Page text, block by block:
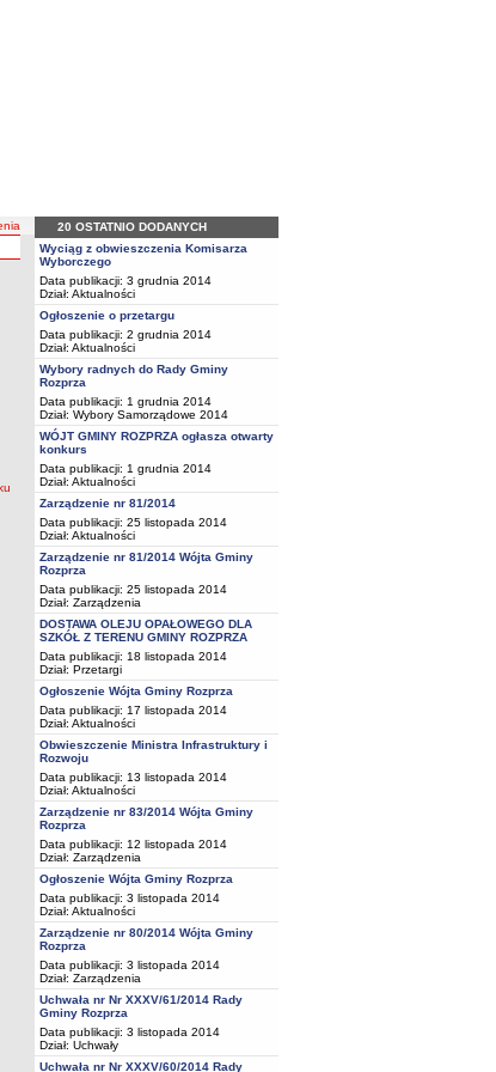
20 OSTATNIO DODANYCH
Wyciąg z obwieszczenia Komisarza
Wyborczego
Data publikacji: 3 grudnia 2014
Dział: Aktualności
Ogłoszenie o przetargu
Data publikacji: 2 grudnia 2014
Dział: Aktualności
Wybory radnych do Rady Gminy
Rozprza
Data publikacji: 1 grudnia 2014
Dział: Wybory Samorządowe 2014
WÓJT GMINY ROZPRZA ogłasza otwarty
konkurs
Data publikacji: 1 grudnia 2014
Dział: Aktualności
Zarządzenie nr 81/2014
Data publikacji: 25 listopada 2014
Dział: Aktualności
Zarządzenie nr 81/2014 Wójta Gminy
Rozprza
Data publikacji: 25 listopada 2014
Dział: Zarządzenia
DOSTAWA OLEJU OPAŁOWEGO DLA
SZKÓŁ Z TERENU GMINY ROZPRZA
Data publikacji: 18 listopada 2014
Dział: Przetargi
Ogłoszenie Wójta Gminy Rozprza
Data publikacji: 17 listopada 2014
Dział: Aktualności
Obwieszczenie Ministra Infrastruktury i
Rozwoju
Data publikacji: 13 listopada 2014
Dział: Aktualności
Zarządzenie nr 83/2014 Wójta Gminy
Rozprza
Data publikacji: 12 listopada 2014
Dział: Zarządzenia
Ogłoszenie Wójta Gminy Rozprza
Data publikacji: 3 listopada 2014
Dział: Aktualności
Zarządzenie nr 80/2014 Wójta Gminy
Rozprza
Data publikacji: 3 listopada 2014
Dział: Zarządzenia
Uchwała nr Nr XXXV/61/2014 Rady
Gminy Rozprza
Data publikacji: 3 listopada 2014
Dział: Uchwały
Uchwała nr Nr XXXV/60/2014 Rady